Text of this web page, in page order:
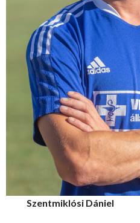
Szentmiklósi Dániel